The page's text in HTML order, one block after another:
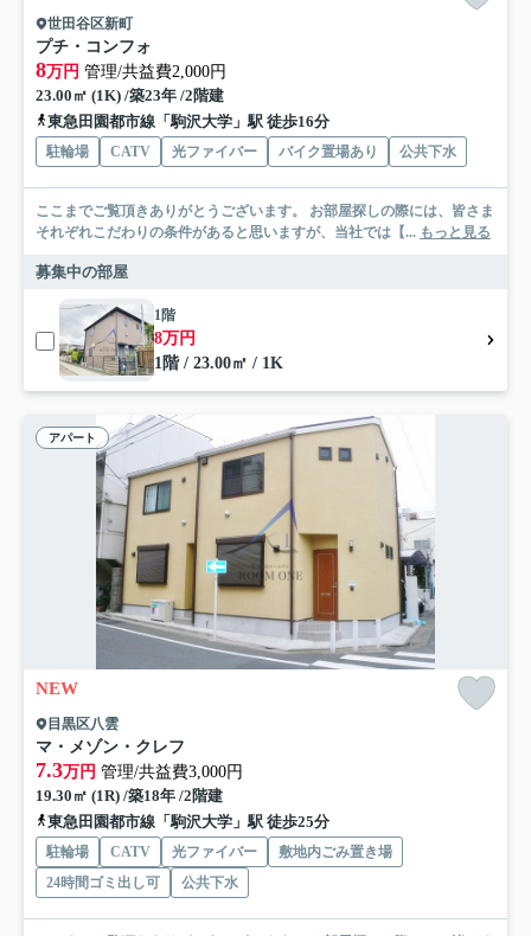
世田谷区新町
プチ・コンフォ
8万円 管理/共益費2,000円
23.00㎡ (1K) /築23年 /2階建
東急田園都市線「駒沢大学」駅 徒歩16分
駐輪場 CATV 光ファイバー バイク置場あり 公共下水
ここまでご覧頂きありがとうございます。 お部屋探しの際には、皆さま
それぞれこだわりの条件があると思いますが、当社では【... もっと見る
募集中の部屋
1階
8万円
1階 / 23.00㎡ / 1K
アパート
NEW
目黒区八雲
マ・メゾン・クレフ
7.3万円 管理/共益費3,000円
19.30㎡ (1R) /築18年 /2階建
東急田園都市線「駒沢大学」駅 徒歩25分
駐輪場 CATV 光ファイバー
敷地内ごみ置き場
24時間ゴミ出し可
公共下水